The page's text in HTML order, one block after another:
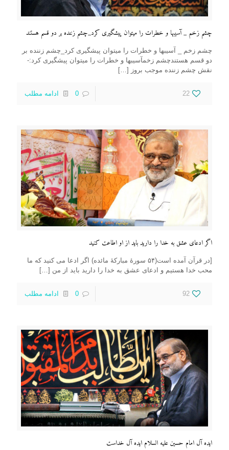
چشم زخم _ آسیبها و خطرات را میتوان پیشگیری کرد_چشم زننده بر دو قسم هستند
چشم زخم _ آسیبها و خطرات را میتوان پیشگیری کرد_چشم زننده بر
دو قسم هستندچشم زخمآسیبها و خطرات را میتوان پیشگیری کرد:-
نقش چشم زننده موجب بروز […]
22
0 ادامه مطلب
اگر ادعای عشق به خدا را دارید باید از او اطاعت کنید
[در قرآن آمده است(۵۴ سورهٔ مبارکهٔ مائده) اگر ادعا می کنید که ما
محب خدا هستیم و ادعای عشق به خدا را دارید باید از من […]
92
0 ادامه مطلب
ایده آل امام حسین علیه السلام ایده آل خداست